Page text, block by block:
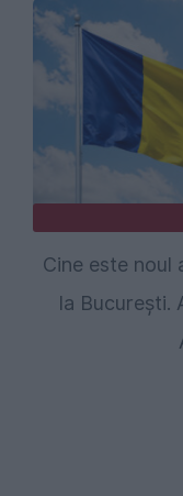
Cine este noul
la București.